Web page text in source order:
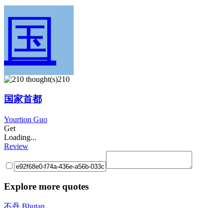
国
210
国家首都
Yourtion Guo
Get
Loading...
Review
Explore more quotes
不丹 Bhutan